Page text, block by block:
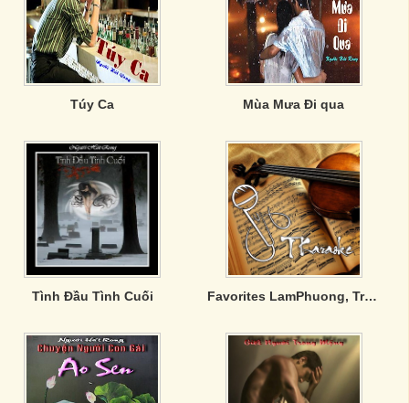
Túy Ca Mùa Mưa Đi qua
Tình Đầu Tình Cuối Favorites LamPhuong, TrucHo n Others